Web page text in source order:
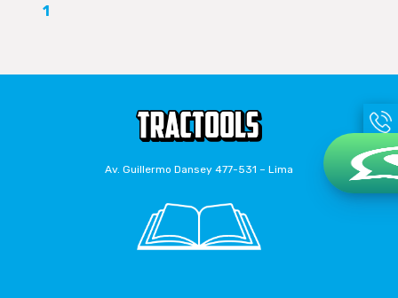
1
Av. Guillermo Dansey 477-531 – Lima